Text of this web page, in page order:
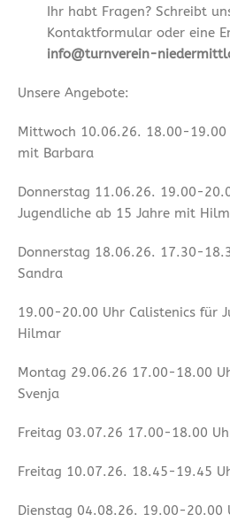
Ihr habt Fragen? Schreibt
Kontaktformular oder eine
info@turnverein-
Unsere Angebote:
Mittwoch 10.06.26. 18.00-19.00
mit Barbara
Donnerstag 11.06.26. 19.00-
Jugendliche ab 15 Jahre mit
Donnerstag 18.06.26. 17.30-
Sandra
19.00-20.00 Uhr Calistenics für
Hilmar
Montag 29.06.26 17.00-18.00
Svenja
Freitag 03.07.26 17.00-18.00
Freitag 10.07.26. 18.45-19.45
Dienstag 04.08.26. 19.00-20.00